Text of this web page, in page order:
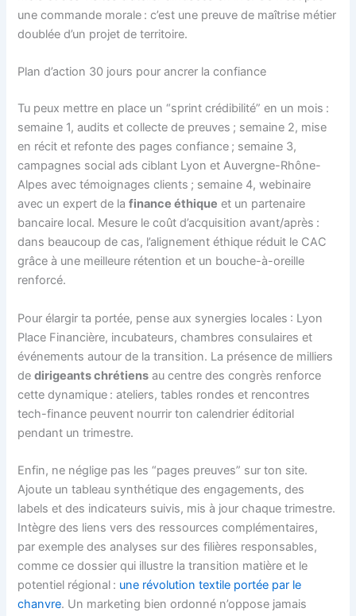
une commande morale : c’est une preuve de maîtrise métier
doublée d’un projet de territoire.
Plan d’action 30 jours pour ancrer la confiance
Tu peux mettre en place un “sprint crédibilité” en un mois :
semaine 1, audits et collecte de preuves ; semaine 2, mise
en récit et refonte des pages confiance ; semaine 3,
campagnes social ads ciblant Lyon et Auvergne-Rhône-
Alpes avec témoignages clients ; semaine 4, webinaire
avec un expert de lafinance éthique et un partenaire
bancaire local. Mesure le coût d’acquisition avant/après :
dans beaucoup de cas, l’alignement éthique réduit le CAC
grâce à une meilleure rétention et un bouche-à-oreille
renforcé.
Pour élargir ta portée, pense aux synergies locales : Lyon
Place Financière, incubateurs, chambres consulaires et
événements autour de la transition. La présence de milliers
dedirigeants chrétiens au centre des congrès renforce
cette dynamique : ateliers, tables rondes et rencontres
tech-finance peuvent nourrir ton calendrier éditorial
pendant un trimestre.
Enfin, ne néglige pas les “pages preuves” sur ton site.
Ajoute un tableau synthétique des engagements, des
labels et des indicateurs suivis, mis à jour chaque trimestre.
Intègre des liens vers des ressources complémentaires,
par exemple des analyses sur des filières responsables,
comme ce dossier qui illustre la transition matière et le
potentiel régional : une révolution textile portée par le
chanvre. Un marketing bien ordonné n’oppose jamais